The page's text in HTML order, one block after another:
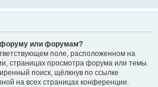
форуму или форумам?
поле, расположенном на
страницах просмотра форума или темы.
поиск, щёлкнув по ссылке
на всех страницах конференции.